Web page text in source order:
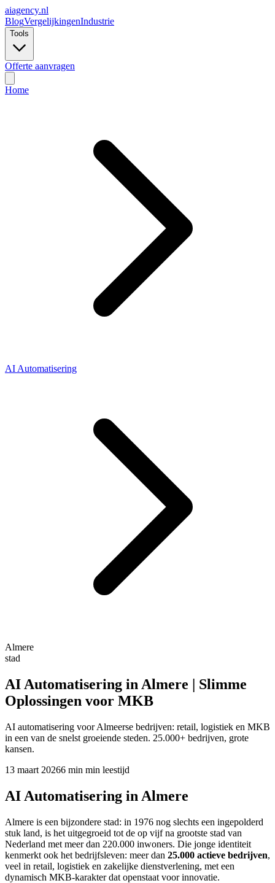
aiagency.nl
BlogVergelijkingenIndustrie
Tools
Offerte aanvragen
Home
AI Automatisering
Almere
stad
AI Automatisering in Almere | Slimme
Oplossingen voor MKB
AI automatisering voor Almeerse bedrijven: retail, logistiek en MKB
in een van de snelst groeiende steden. 25.000+ bedrijven, grote
kansen.
13 maart 20266 min min leestijd
AI Automatisering in Almere
Almere is een bijzondere stad: in 1976 nog slechts een ingepolderd
stuk land, is het uitgegroeid tot de op vijf na grootste stad van
Nederland met meer dan 220.000 inwoners. Die jonge identiteit
kenmerkt ook het bedrijfsleven: meer dan 25.000 actieve bedrijven,
veel in retail, logistiek en zakelijke dienstverlening, met een
dynamisch MKB-karakter dat openstaat voor innovatie.